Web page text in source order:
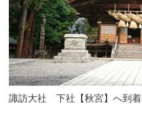
諏訪大社 下社【秋宮】へ到着